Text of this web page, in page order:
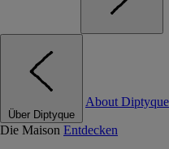
Über Diptyque
About Diptyque
Die Maison Entdecken